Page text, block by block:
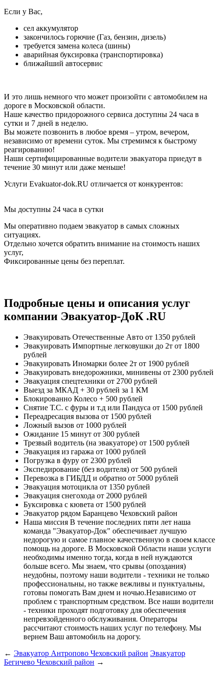
Если у Вас,
сел аккумулятор
закончилось горючие (Газ, бензин, дизель)
требуется замена колеса (шины)
аварийная буксировка (транспортировка)
ближайший автосервис
И это лишь немного что может произойти с автомобилем на
дороге в Московской области.
Наше качество придорожного сервиса доступны 24 часа в
сутки и 7 дней в неделю.
Вы можете позвонить в любое время – утром, вечером,
независимо от времени суток. Мы стремимся к быстрому
реагированию!
Наши сертифицированные водители эвакуатора приедут в
течение 30 минут или даже меньше!
Услуги Evakuator-dok.RU отличается от конкурентов:
Мы доступны 24 часа в сутки
Мы оперативно подаем эвакуатор в самых сложных
ситуациях.
Отдельно хочется обратить внимание на стоимость наших
услуг,
Фиксированные цены без переплат.
Подробные цены и описания услуг
компании Эвакуатор-ДоК .RU
Эвакуировать Отечественные Авто от 1350 рублей
Эвакуировать Импортные легковушки до 2т от 1800
рублей
Эвакуировать Иномарки более 2т от 1900 рублей
Эвакуировать внедорожники, минивены от 2300 рублей
Эвакуация спецтехники от 2700 рублей
Выезд за МКАД + 30 рублей за 1 КМ
Блокированно Колесо + 500 рублей
Снятие Т.С. с фуры и т.д или Пандуса от 1500 рублей
Переадресация вызова от 1500 рублей
Ложный вызов от 1000 рублей
Ожидание 15 минут от 300 рублей
Трезвый водитель (на эвакуаторе) от 1500 рублей
Эвакуация из гаража от 1000 рублей
Погрузка в фуру от 2300 рублей
Экспедирование (без водителя) от 500 рублей
Перевозка в ГИБДД и обратно от 5000 рублей
Эвакуация мотоцикла от 1350 рублей
Эвакуация снегохода от 2000 рублей
Буксировка с кювета от 1500 рублей
Эвакуатор рядом Баранцево Чеховский район
Наша миссия В течение последних пяти лет наша
команда "Эвакуатор-Док" обеспечивает лучшую
недорогую и самое главное качественную в своем классе
помощь на дороге. В Московской Области наши услуги
необходимы именно тогда, когда в ней нуждаются
больше всего. Мы знаем, что срывы (опоздания)
неудобны, поэтому наши водители - техники не только
профессиональны, но также вежливы и пунктуальны,
готовы помогать Вам днем и ночью.Независимо от
проблем с транспортным средством. Все наши водители
- техники проходят подготовку для обеспечения
непревзойденного обслуживания. Операторы
рассчитают стоимость наших услуг по телефону. Мы
вернем Ваш автомобиль на дорогу.
← Эвакуатор Антропово Чеховский район Эвакуатор
Бегичево Чеховский район →